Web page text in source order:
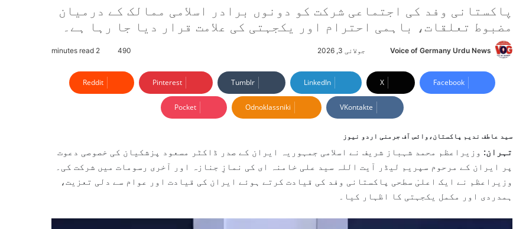
پاکستانی وفد کی اجتماعی شرکت کو دونوں برادر اسلامی ممالک کے درمیان
مضبوط تعلقات، باہمی احترام اور یکجہتی کی علامت قرار دیا جا رہا ہے۔
Voice of Germany Urdu News
n
d
n
e
m
i
l
جولائی 3, 2026 490
Facebook
X
LinkedIn
Tumblr
Pinterest
Reddit
VKontakte
Odnoklassniki
Pocket
سید عاطف ندیم پاکستان،وائس آف جرمنی اردو نیوز
تہران: وزیراعظم محمد شہباز شریف نے اسلامی جمہوریہ ایران کے صدر ڈاکٹر مسعود پزشکیان کی خصوصی دعوت
پر ایران کے مرحوم سپریم لیڈر آیت اللہ سید علی خامنہ ای کی نمازِ جنازہ اور آخری رسومات میں شرکت کی۔
وزیراعظم نے ایک اعلیٰ سطحی پاکستانی وفد کی قیادت کرتے ہوئے ایران کی قیادت اور عوام سے دلی تعزیت،
ہمدردی اور مکمل یکجہتی کا اظہار کیا۔